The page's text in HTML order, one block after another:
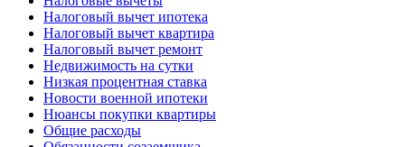
Налоговый вычет ипотека
Налоговый вычет квартира
Налоговый вычет ремонт
Недвижимость на сутки
Низкая процентная ставка
Новости военной ипотеки
Нюансы покупки квартиры
Общие расходы